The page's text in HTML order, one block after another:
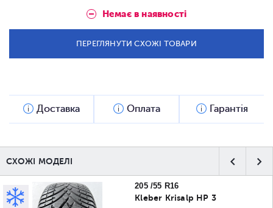
Немає в наявності
ПЕРЕГЛЯНУТИ СХОЖІ ТОВАРИ
Доставка Оплата Гарантія
СХОЖІ МОДЕЛІ
205 /55 R16
Kleber Krisalp HP 3